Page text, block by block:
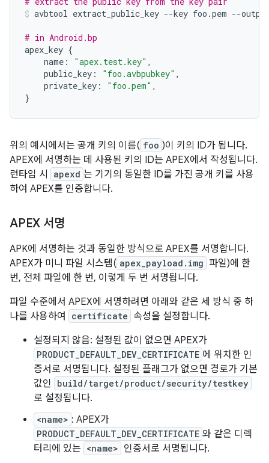
avbtool extract_public_key --key foo .pem --
# in Android.bp
apex_key {
name : "apex.test.key" ,
public_key : "foo.avbpubkey" ,
private_key : "foo.pem" ,
}
위의 예시에서는 공개 키의 이름( foo )이 키의 ID가 됩니다.
APEX에 서명하는 데 사용된 키의 ID는 APEX에서 작성됩니다.
런타임 시
apexd 는 기기의 동일한 ID를 가진 공개 키를 사용
하여 APEX를 인증합니다.
APEX 서명
APK에 서명하는 것과 동일한 방식으로 APEX를 서명합니다.
APEX가 미니 파일 시스템( apex_payload.img 파일)에 한
번, 전체 파일에 한 번, 이렇게 두 번 서명됩니다.
파일 수준에서 APEX에 서명하려면 아래와 같은 세 방식 중 하
나를 사용하여
certificate 속성을 설정합니다.
설정되지 않음: 설정된 값이 없으면 APEX가
PRODUCT_DEFAULT_DEV_CERTIFICATE 에 위치한 인
증서로 서명됩니다. 설정된 플래그가 없으면 경로가 기본
값인
build/target/product/security/testkey
로 설정됩니다.
<name> : APEX가
PRODUCT_DEFAULT_DEV_CERTIFICATE 와 같은 디렉
터리에 있는 <name> 인증서로 서명됩니다.